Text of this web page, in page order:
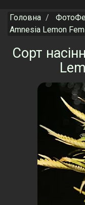
Головна
Amnesia Lemon
Сорт